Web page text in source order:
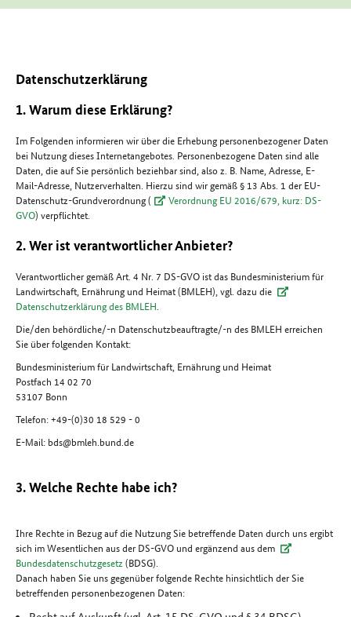
Datenschutzerklärung
1. Warum diese Erklärung?
Im Folgenden informieren wir über die Erhebung personenbezogener Daten
bei Nutzung dieses Internetangebotes. Personenbezogene Daten sind alle
Daten, die auf Sie persönlich beziehbar sind, also z. B. Name, Adresse, E-
Mail-Adresse, Nutzerverhalten. Hierzu sind wir gemäß § 13 Abs. 1 der EU-
Datenschutz-Grundverordnung (
Verordnung EU 2016/679, kurz: DS-
GVO) verpflichtet.
2. Wer ist verantwortlicher Anbieter?
Verantwortlicher gemäß Art. 4 Nr. 7 DS-GVO ist das Bundesministerium für
Landwirtschaft, Ernährung und Heimat (BMLEH), vgl. dazu die
Datenschutzerklärung des BMLEH.
Die/den behördliche/-n Datenschutzbeauftragte/-n des BMLEH erreichen
Sie über folgenden Kontakt:
Bundesministerium für Landwirtschaft, Ernährung und Heimat
Postfach 14 02 70
53107 Bonn
Telefon: +49-(0)30 18 529 - 0
E-Mail: bds@bmleh.bund.de
3. Welche Rechte habe ich?
Ihre Rechte in Bezug auf die Nutzung Sie betreffende Daten durch uns ergibt
sich im Wesentlichen aus der DS-GVO und ergänzend aus dem
Bundesdatenschutzgesetz (BDSG).
Danach haben Sie uns gegenüber folgende Rechte hinsichtlich der Sie
betreffenden personenbezogenen Daten: